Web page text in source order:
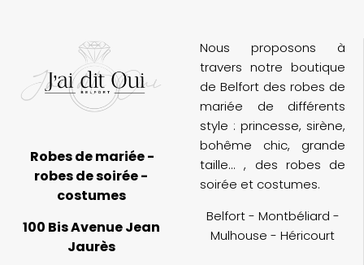
Robes de mariée -
robes de soirée -
costumes
100 Bis Avenue Jean
Jaurès
Nous proposons à
travers notre boutique
de Belfort des robes de
mariée de différents
style : princesse, sirène,
bohême chic, grande
taille... , des robes de
soirée et costumes.
Belfort - Montbéliard -
Mulhouse - Héricourt